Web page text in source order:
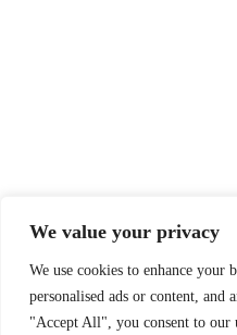
We value your privacy
We use cookies to enhance your
personalised ads or content,
"Accept All", you consent to our